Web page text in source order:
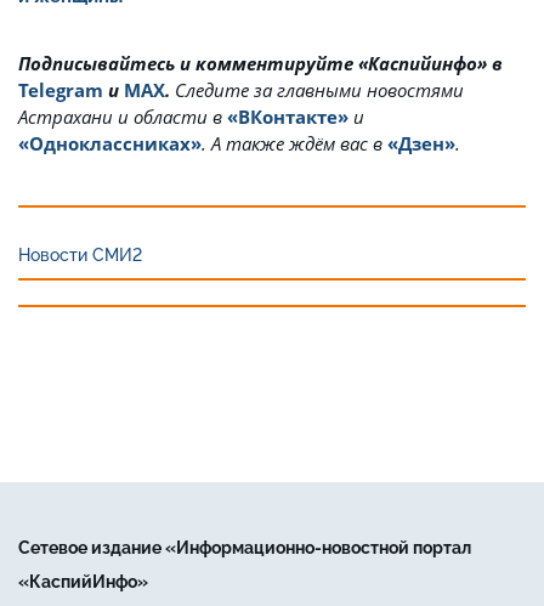
Подписывайтесь и комментируйте «Каспийинфо» в
Telegram и MAX. Cледите за главными новостями
Астрахани и области в «ВКонтакте» и
«Одноклассниках». А также ждём вас в «Дзен».
Новости СМИ2
Сетевое издание «Информационно-новостной портал
«КаспийИнфо»